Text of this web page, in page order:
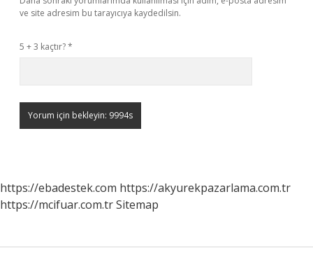
ve site adresim bu tarayıcıya kaydedilsin.
5 + 3 kaçtır?*
https://ebadestek.com https://akyurekpazarlama.com.tr
https://mcifuar.com.trSitemap